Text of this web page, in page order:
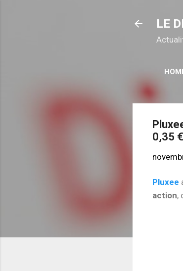
LE
0,35
Pluxee
action,